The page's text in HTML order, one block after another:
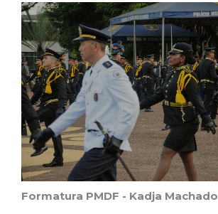
Formatura PMDF - Kadja Machado